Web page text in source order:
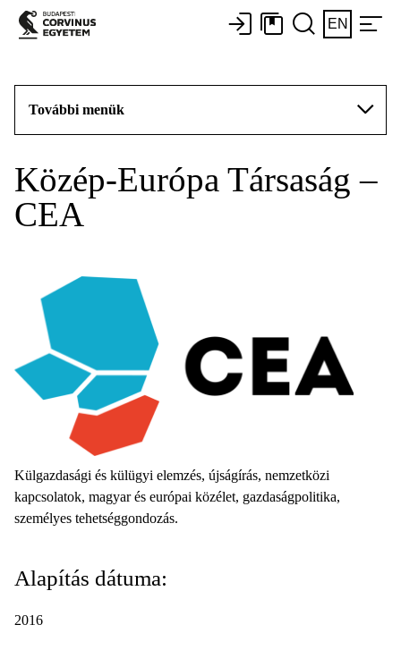
EN
További menük
Közép-Európa Társaság –
CEA
Külgazdasági és külügyi elemzés, újságírás, nemzetközi
kapcsolatok, magyar és európai közélet, gazdaságpolitika,
személyes tehetséggondozás.
Alapítás dátuma:
2016